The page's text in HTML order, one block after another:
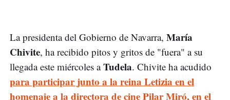
La presidenta del Gobierno de Navarra, María
Chivite, ha recibido pitos y gritos de "fuera" a su
llegada este miércoles aTudela. Chivite ha acudido
para participar junto a la reina Letizia en el
homenaje a la directora de cine Pilar Miró, en el